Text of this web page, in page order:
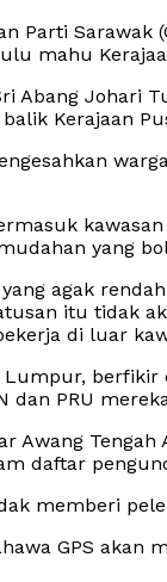
Parti Sarawak
mahu
Abang Johari
Kerajaan
yang
agak
itu tidak
di luar
Lumpur,
dan PRU
Awang
daftar
memberi
GPS akan